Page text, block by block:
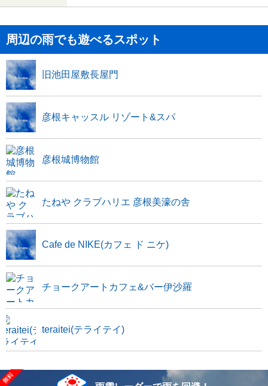
周辺の雨でも遊べるスポット
旧池田屋敷長屋門
彦根キャッスル リゾート&スパ
彦根城博物館
たねや クラブハリエ 彦根美濠の舎
Cafe de NIKE(カフェ ド ニケ)
チョークアートカフェ&バー伊沙羅
teraitei(テライテイ)